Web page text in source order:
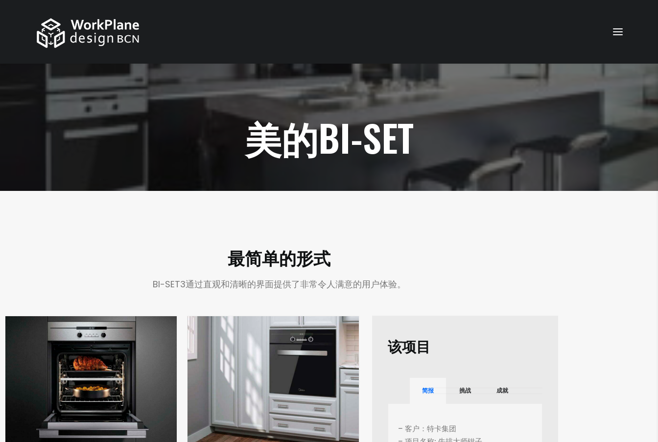
美的BI-SET
最简单的形式
BI-SET3通过直观和清晰的界面提供了非常令人满意的用户体验。
该项目
简报 挑战 成就
– 客户：特卡集团